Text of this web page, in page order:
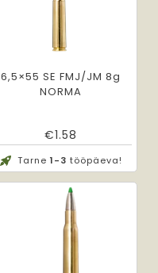
6,5×55 SE FMJ/JM 8g
NORMA
€1.58
Tarne 1-3 tööpäeva!